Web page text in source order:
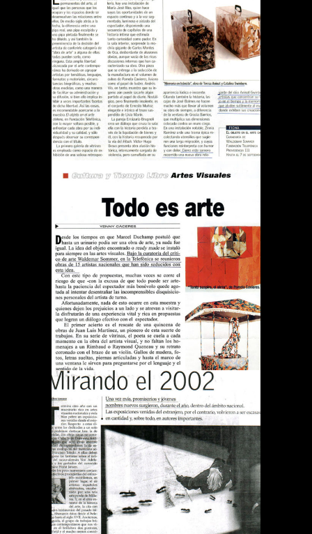
REVISTA EL SÁBADO LA
OBRA ES EL OBJETO
Publications
REVISTA QUE PASA TODO
ES ARTE
Publications
DIARIO EL MERCURIO
MIRANDO EL 2002
Publications